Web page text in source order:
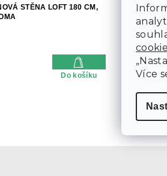
Více
STĚNA LOFT 180 CM,
Do košíku
KOVOVÁ
175 CM,
1 386